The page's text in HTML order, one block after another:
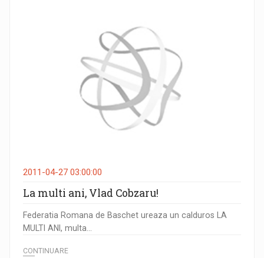
2011-04-27 03:00:00
La multi ani, Vlad Cobzaru!
Federatia Romana de Baschet ureaza un calduros LA
MULTI ANI, multa...
CONTINUARE